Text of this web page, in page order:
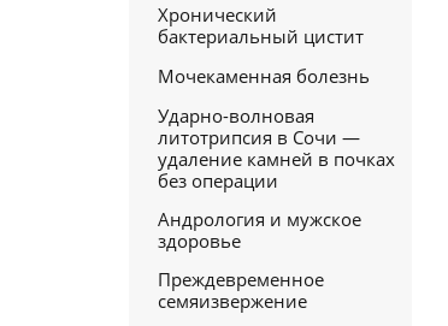
Хронический
бактериальный цистит
Мочекаменная болезнь
Ударно-волновая
литотрипсия в Сочи —
удаление камней в почках
без операции
Андрология и мужское
здоровье
Преждевременное
семяизвержение